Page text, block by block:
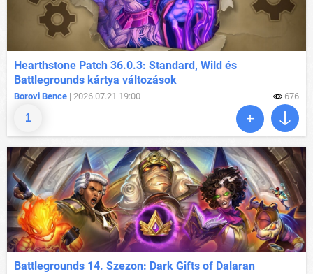
1
Hearthstone Patch 36.0.3: Standard, Wild és
Battlegrounds kártya változások
Borovi Bence | 2026.07.21 19:00 676
Battlegrounds 14. Szezon: Dark Gifts of Dalaran